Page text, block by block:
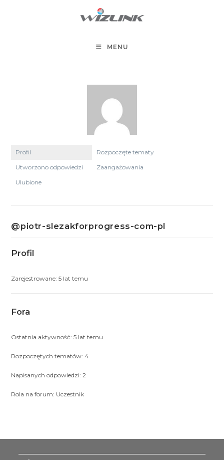
MENU
Profil
Rozpoczęte tematy
Utworzono odpowiedzi
Zaangażowania
Ulubione
@piotr-slezakforprogress-com-pl
Profil
Zarejestrowane: 5 lat temu
Fora
Ostatnia aktywność: 5 lat temu
Rozpoczętych tematów: 4
Napisanych odpowiedzi: 2
Rola na forum: Uczestnik